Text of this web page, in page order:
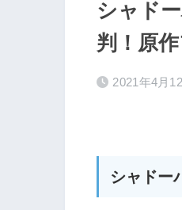
シャド
判！原
2021年4月
シャドー